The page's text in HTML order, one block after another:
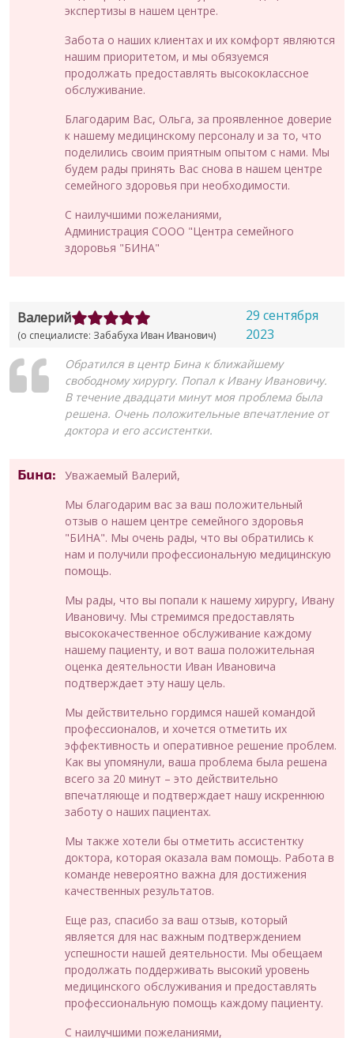
экспертизы в нашем центре.
Забота о наших клиентах и их комфорт являются
нашим приоритетом, и мы обязуемся
продолжать предоставлять высококлассное
обслуживание.
Благодарим Вас, Ольга, за проявленное доверие
к нашему медицинскому персоналу и за то, что
поделились своим приятным опытом с нами. Мы
будем рады принять Вас снова в нашем центре
семейного здоровья при необходимости.
С наилучшими пожеланиями,
Администрация СООО "Центра семейного
здоровья "БИНА"
Валерий
(о специалисте: Забабуха Иван Иванович)
29 сентября
2023
Обратился в центр Бина к ближайшему
свободному хирургу. Попал к Ивану Ивановичу.
В течение двадцати минут моя проблема была
решена. Очень положительные впечатление от
доктора и его ассистентки.
Бина:
Уважаемый Валерий,
Мы благодарим вас за ваш положительный
отзыв о нашем центре семейного здоровья
"БИНА". Мы очень рады, что вы обратились к
нам и получили профессиональную медицинскую
помощь.
Мы рады, что вы попали к нашему хирургу, Ивану
Ивановичу. Мы стремимся предоставлять
высококачественное обслуживание каждому
нашему пациенту, и вот ваша положительная
оценка деятельности Иван Ивановича
подтверждает эту нашу цель.
Мы действительно гордимся нашей командой
профессионалов, и хочется отметить их
эффективность и оперативное решение проблем.
Как вы упомянули, ваша проблема была решена
всего за 20 минут – это действительно
впечатляюще и подтверждает нашу искреннюю
заботу о наших пациентах.
Мы также хотели бы отметить ассистентку
доктора, которая оказала вам помощь. Работа в
команде невероятно важна для достижения
качественных результатов.
Еще раз, спасибо за ваш отзыв, который
является для нас важным подтверждением
успешности нашей деятельности. Мы обещаем
продолжать поддерживать высокий уровень
медицинского обслуживания и предоставлять
профессиональную помощь каждому пациенту.
С наилучшими пожеланиями,